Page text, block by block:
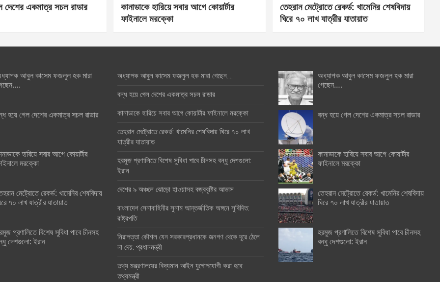
দেশের একমাত্র সচল রাডার
কানাডাকে হারিয়ে সবার আগে কোয়ার্টার
ফাইনালে মরক্কো
তেহরান মেট্রোতে রেকর্ড: খামেনির শেষবিদায়
ঘিরে ৭০ লাখ যাত্রীর যাতায়াত
আবুল কাসেম ফজলুল হক মারা
হয়ে গেল দেশের একমাত্র সচল রাডার
হারিয়ে সবার আগে কোয়ার্টার
মরক্কো
মেট্রোতে রেকর্ড: খামেনির শেষবিদায়
৭০ লাখ যাত্রীর যাতায়াত
প্রণালিতে বিশেষ সুবিধা পাবে চীনসহ
দেশগুলো: ইরান
অধ্যাপক আবুল কাসেম ফজলুল হক মারা গেছেন….
বন্ধ হয়ে গেল দেশের একমাত্র সচল রাডার
কানাডাকে হারিয়ে সবার আগে কোয়ার্টার ফাইনালে মরক্কো
তেহরান মেট্রোতে রেকর্ড: খামেনির শেষবিদায় ঘিরে ৭০ লাখ
যাত্রীর যাতায়াত
হরমুজ প্রণালিতে বিশেষ সুবিধা পাবে চীনসহ বন্ধু দেশগুলো:
ইরান
দেশের ৯ অঞ্চলে ঝোড়ো হাওয়াসহ বজ্রবৃষ্টির আভাস
বাংলাদেশ সেনাবাহিনীর সুনাম আন্তর্জাতিক অঙ্গনে সুবিদিত:
রাষ্ট্রপতি
নিরাপত্তা কৌশল যেন সরকারপ্রধানকে জনগণ থেকে দূরে ঠেলে
না দেয়: প্রধানমন্ত্রী
তথ্য মন্ত্রণালয়ের বিদ্যমান আইন যুগোপযোগী করা হবে:
তথ্যমন্ত্রী
অধ্যাপক আবুল কাসেম ফজলুল হক মারা
গেছেন….
বন্ধ হয়ে গেল দেশের একমাত্র সচল রাডার
কানাডাকে হারিয়ে সবার আগে কোয়ার্টার
ফাইনালে মরক্কো
তেহরান মেট্রোতে রেকর্ড: খামেনির শেষবিদায়
ঘিরে ৭০ লাখ যাত্রীর যাতায়াত
হরমুজ প্রণালিতে বিশেষ সুবিধা পাবে চীনসহ
বন্ধু দেশগুলো: ইরান